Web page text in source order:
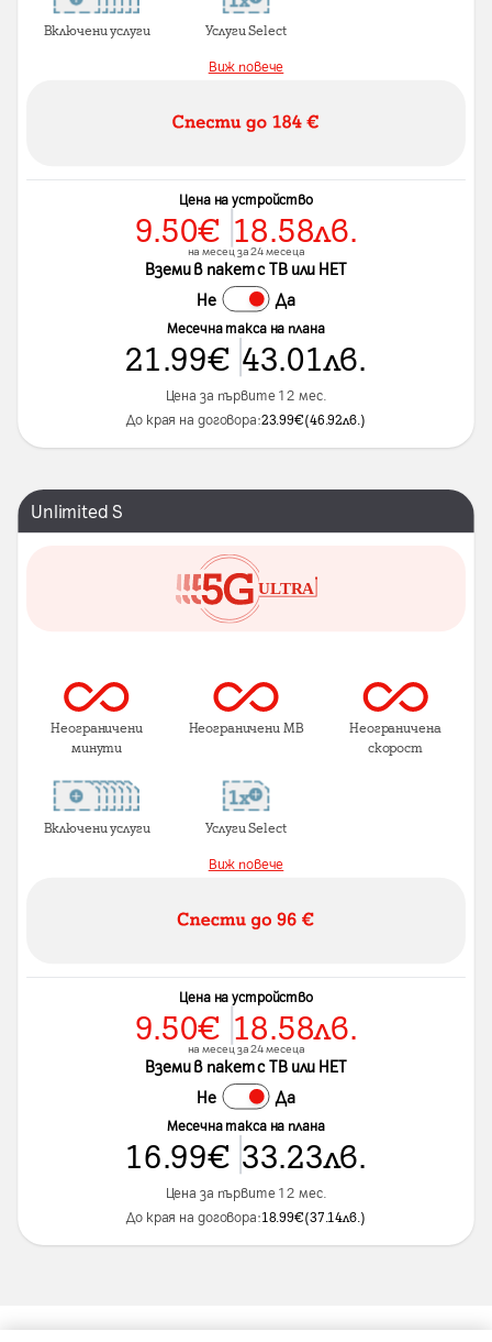
Включени услуги Услуги Select
Виж повече
Цена на устройство
9.50€ 18.58лв.
на месец за 24 месеца
Вземи в пакет с ТВ или НЕТ
Не Да
Месечна такса на плана
21.99€ 43.01лв.
Цена за първите 12 мес.
До края на договора:23.99€(46.92лв.)
Unlimited S
Неограничени
минути
Неограничени MB Неограничена
скорост
Включени услуги Услуги Select
Виж повече
Цена на устройство
9.50€ 18.58лв.
на месец за 24 месеца
Вземи в пакет с ТВ или НЕТ
Не Да
Месечна такса на плана
16.99€ 33.23лв.
Цена за първите 12 мес.
До края на договора:18.99€(37.14лв.)